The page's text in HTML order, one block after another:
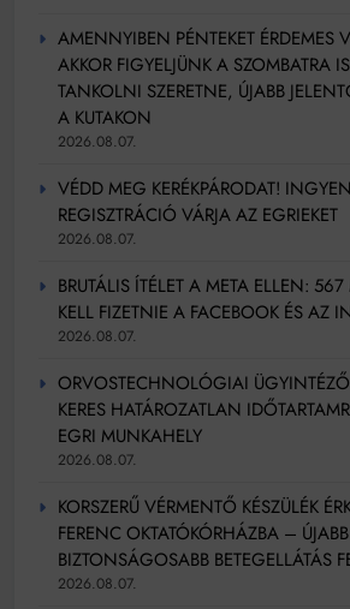
AMENNYIBEN PÉNTEKET ÉRDEMES
AKKOR FIGYELJÜNK A SZOMBATRA
TANKOLNI SZERETNE, ÚJABB
A KUTAKON
2026.08.07.
VÉDD MEG KERÉKPÁRODAT!
REGISZTRÁCIÓ VÁRJA AZ EGRIEKET
2026.08.07.
BRUTÁLIS ÍTÉLET A META ELLEN:
KELL FIZETNIE A FACEBOOK ÉS AZ
2026.08.07.
ORVOSTECHNOLÓGIAI
KERES HATÁROZATLAN
EGRI MUNKAHELY
2026.08.07.
KORSZERŰ VÉRMENTŐ KÉSZÜLÉK
FERENC OKTATÓKÓRHÁZBA –
BIZTONSÁGOSABB BETEGELLÁTÁS
2026.08.07.